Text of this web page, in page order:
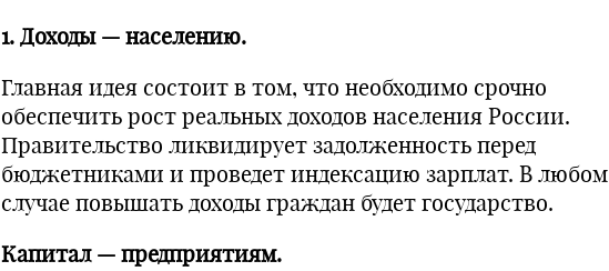
1. Доходы — населению.
Главная идея состоит в том, что необходимо срочно
обеспечить рост реальных доходов населения России.
Правительство ликвидирует задолженность перед
бюджетниками и проведет индексацию зарплат. В любом
случае повышать доходы граждан будет государство.
Капитал — предприятиям.